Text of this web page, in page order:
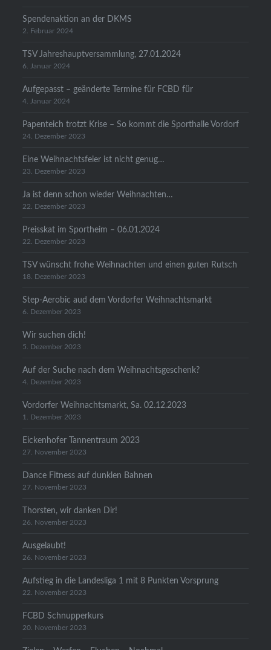
Spendenaktion an der DKMS
2. Februar 2024
TSV Jahreshauptversammlung, 27.01.2024
6. Januar 2024
Aufgepasst – geänderte Termine für FCBD für
4. Januar 2024
Papenteich trotzt Krise – So kommt die Sporthalle Vordorf
24. Dezember 2023
Eine Weihnachtsfeier ist nicht genug…
23. Dezember 2023
Ja ist denn schon wieder Weihnachten…
22. Dezember 2023
Preisskat im Sportheim – 06.01.2024
22. Dezember 2023
TSV wünscht frohe Weihnachten und einen guten Rutsch
18. Dezember 2023
Step-Aerobic aud dem Vordorfer Weihnachtsmarkt
6. Dezember 2023
Wir suchen dich!
5. Dezember 2023
Auf der Suche nach dem Weihnachtsgeschenk?
4. Dezember 2023
Vordorfer Weihnachtsmarkt, Sa. 02.12.2023
1. Dezember 2023
Eickenhofer Tannentraum 2023
27. November 2023
Dance Fitness auf dunklen Bahnen
27. November 2023
Thorsten, wir danken Dir!
26. November 2023
Ausgelaubt!
26. November 2023
Aufstieg in die Landesliga 1 mit 8 Punkten Vorsprung
22. November 2023
FCBD Schnupperkurs
20. November 2023